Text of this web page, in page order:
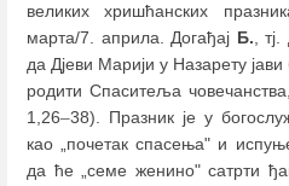
великих хришћанских
марта/7. априла. Догађај Б.,
да Дјеви Марији у Назарету
родити Спаситеља
1,26–38). Празник је у
као „почетак спасења" и
да ће „семе женино" сатрти